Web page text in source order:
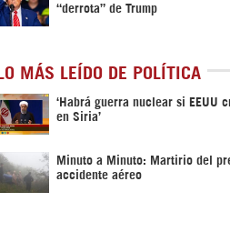
“derrota” de Trump
LO MÁS LEÍDO DE POLÍTICA
‎‘Habrá guerra nuclear si EEUU
en Siria’‎
Minuto a Minuto: Martirio del
accidente aéreo